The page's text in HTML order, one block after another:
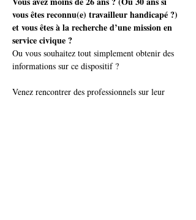
vous êtes reconnu(e) travailleur handicapé ?)
et vous êtes à la recherche d’une mission en
service civique ?
Ou vous souhaitez tout simplement obtenir des
informations sur ce dispositif ?
Venez rencontrer des professionnels sur leur